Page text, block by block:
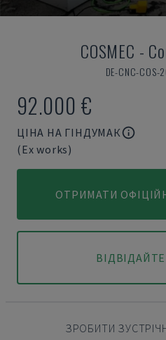
COSMEC -
DE-CNC-
92.000 €
ЦІНА НА ГІНДУМАК
(Ex works)
ОТРИМАТИ
ЗРОБИТИ